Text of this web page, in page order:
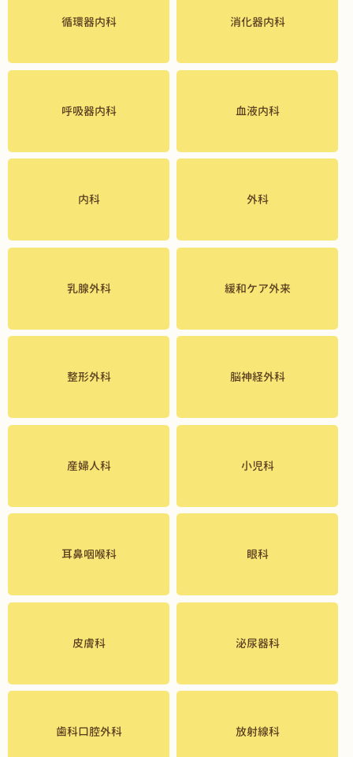
循環器内科 消化器内科
呼吸器内科 血液内科
内科 外科
乳腺外科 緩和ケア外来
整形外科 脳神経外科
産婦人科 小児科
耳鼻咽喉科 眼科
皮膚科 泌尿器科
歯科口腔外科 放射線科